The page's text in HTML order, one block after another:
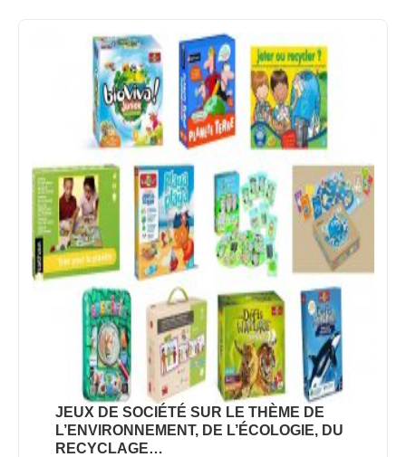
JEUX DE SOCIÉTÉ SUR LE THÈME DE
L’ENVIRONNEMENT, DE L’ÉCOLOGIE, DU
RECYCLAGE…